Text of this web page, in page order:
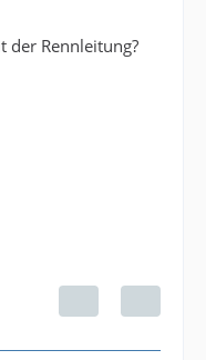
der Rennleitung?